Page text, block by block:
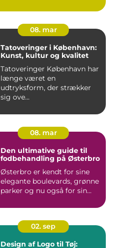
08. mar
Tatoveringer i København:
Kunst, kultur og kvalitet
Tatoveringer København har
længe været en
udtryksform, der strækker
sig ove...
08. mar
Den ultimative guide til
fodbehandling på Østerbro
Østerbro er kendt for sine
elegante boulevards, grønne
parker og nu også for sin...
02. sep
Design af Logo til Tøj: